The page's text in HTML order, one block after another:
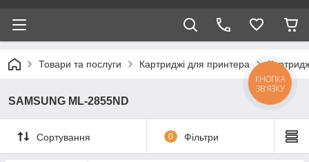
Товари та послуги Картриджі для принтера
SAMSUNG ML-2855ND
Сортування 0 Фільтри
КНОПКА
ЗВ'ЯЗКУ